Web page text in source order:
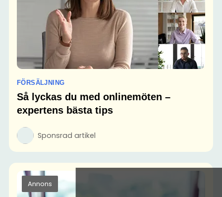
FÖRSÄLJNING
Så lyckas du med onlinemöten –
expertens bästa tips
Sponsrad artikel
Annons